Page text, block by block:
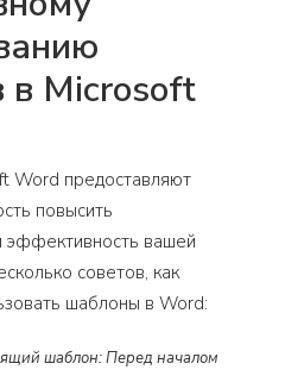
в Microsoft
Word предоставляют
повысить
эффективность вашей
советов, как
шаблоны в Word:
шаблон: Перед началом